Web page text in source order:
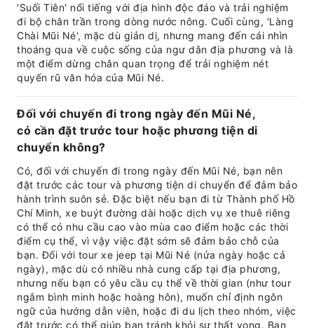
'Suối Tiên' nổi tiếng với địa hình độc đáo và trải nghiệm
đi bộ chân trần trong dòng nước nông. Cuối cùng, 'Làng
Chài Mũi Né', mặc dù giản dị, nhưng mang đến cái nhìn
thoáng qua về cuộc sống của ngư dân địa phương và là
một điểm dừng chân quan trọng để trải nghiệm nét
quyến rũ văn hóa của Mũi Né.
Đối với chuyến đi trong ngày đến Mũi Né,
có cần đặt trước tour hoặc phương tiện di
chuyển không?
Có, đối với chuyến đi trong ngày đến Mũi Né, bạn nên
đặt trước các tour và phương tiện di chuyển để đảm bảo
hành trình suôn sẻ. Đặc biệt nếu bạn đi từ Thành phố Hồ
Chí Minh, xe buýt đường dài hoặc dịch vụ xe thuê riêng
có thể có nhu cầu cao vào mùa cao điểm hoặc các thời
điểm cụ thể, vì vậy việc đặt sớm sẽ đảm bảo chỗ của
bạn. Đối với tour xe jeep tại Mũi Né (nửa ngày hoặc cả
ngày), mặc dù có nhiều nhà cung cấp tại địa phương,
nhưng nếu bạn có yêu cầu cụ thể về thời gian (như tour
ngắm bình minh hoặc hoàng hôn), muốn chỉ định ngôn
ngữ của hướng dẫn viên, hoặc đi du lịch theo nhóm, việc
đặt trước có thể giúp bạn tránh khỏi sự thất vọng. Bạn